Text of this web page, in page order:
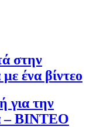
στην
ένα βίντεο
για την
– ΒΙΝΤΕΟ